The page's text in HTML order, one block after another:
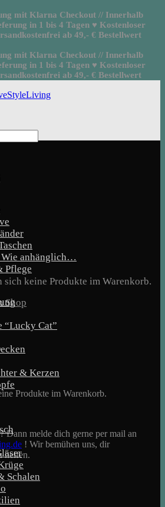
mit Klarna Checkout // Innerhalb
in 1 bis 4 Tagen ♥ Kostenloser
ab 49,- € Bestellwert
mit Klarna Checkout // Innerhalb
in 1 bis 4 Tagen ♥ Kostenloser
ab 49,- € Bestellwert
sich keine Produkte im Warenkorb.
Shop
Produkte im Warenkorb.
Dann melde dich gerne per mail an
! Wir bemühen uns, dir
helfen.
Wie anhänglich…
Pflege
“Lucky Cat”
& Kerzen
Schalen